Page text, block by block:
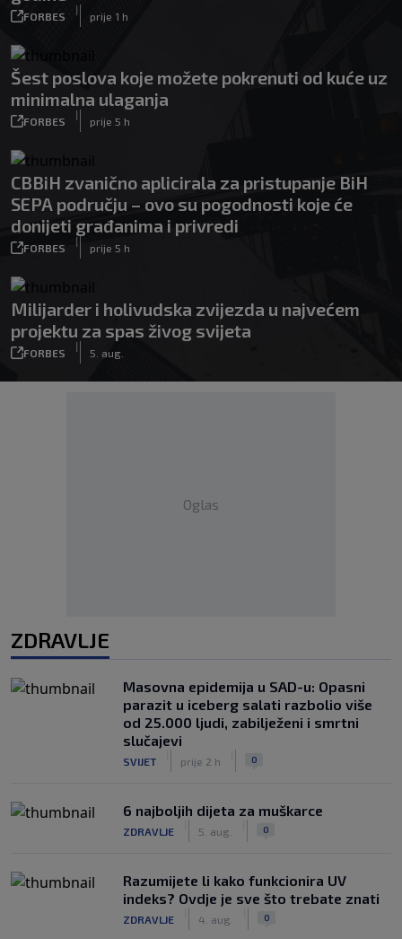
FORBES
|
prije 1 h
Šest poslova koje možete pokrenuti od kuće uz
minimalna ulaganja
FORBES
|
prije 5 h
CBBiH zvanično aplicirala za pristupanje BiH
SEPA području – ovo su pogodnosti koje će
donijeti građanima i privredi
FORBES
|
prije 5 h
Milijarder i holivudska zvijezda u najvećem
projektu za spas živog svijeta
FORBES
|
5. aug.
Oglas
ZDRAVLJE
Masovna epidemija u SAD-u: Opasni
parazit u iceberg salati razbolio više
od 25.000 ljudi, zabilježeni i smrtni
slučajevi
SVIJET prije 2 h 0
6 najboljih dijeta za muškarce
ZDRAVLJE 5. aug. 0
Razumijete li kako funkcionira UV
indeks? Ovdje je sve što trebate znati
ZDRAVLJE 4. aug. 0